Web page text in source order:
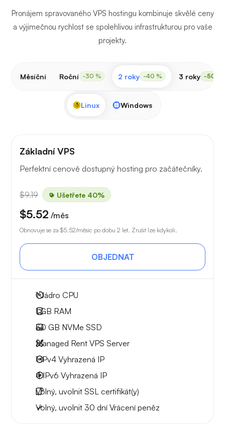
Pronájem spravovaného VPS hostingu kombinuje skvělé ceny
a výjimečnou rychlost se spolehlivou infrastrukturou pro vaše
projekty.
Měsíční Roční -30 % 2 roky -40 % 3 roky -50 %
Linux Windows
Základní VPS
Perfektní cenově dostupný hosting pro začátečníky.
$9.19 Ušetřete 40%
$5.52 /měs
Obnovuje se za $5.52/měsíc po dobu 2 let. Zrušit lze kdykoli.
OBJEDNAT
1Jádro CPU
1 GB RAM
30 GB NVMe SSD
Managed Rent VPS Server
1 IPv4 Vyhrazená IP
4 IPv6 Vyhrazená IP
Volný, uvolnit SSL certifikát(y)
Volný, uvolnit 30 dní Vrácení peněz